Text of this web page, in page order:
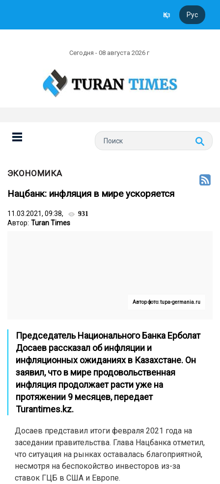
Қаз Рус
Сегодня - 08 августа 2026 г
ЭКОНОМИКА
Нацбанк: инфляция в мире ускоряется
11.03.2021, 09:38, 931
Автор: Turan Times
Автор фото: tupa-germania.ru
Председатель Национального Банка Ерболат
Досаев рассказал об инфляции и
инфляционных ожиданиях в Казахстане. Он
заявил, что в мире продовольственная
инфляция продолжает расти уже на
протяжении 9 месяцев, передает
Turantimes.kz.
Досаев представил итоги февраля 2021 года на
заседании правительства. Глава Нацбанка отметил,
что ситуация на рынках оставалась благоприятной,
несмотря на беспокойство инвесторов из-за
ставок ГЦБ в США и Европе.